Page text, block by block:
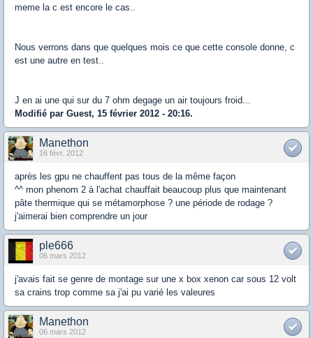
meme la c est encore le cas..
Nous verrons dans que quelques mois ce que cette console donne, c
est une autre en test..
J en ai une qui sur du 7 ohm degage un air toujours froid...
Modifié par Guest, 15 février 2012 - 20:16.
Manethon
16 févr. 2012
après les gpu ne chauffent pas tous de la même façon
^^ mon phenom 2 à l'achat chauffait beaucoup plus que maintenant
pâte thermique qui se métamorphose ? une période de rodage ?
j'aimerai bien comprendre un jour
ple666
06 mars 2012
j'avais fait se genre de montage sur une x box xenon car sous 12 volt
sa crains trop comme sa j'ai pu varié les valeures
Manethon
06 mars 2012